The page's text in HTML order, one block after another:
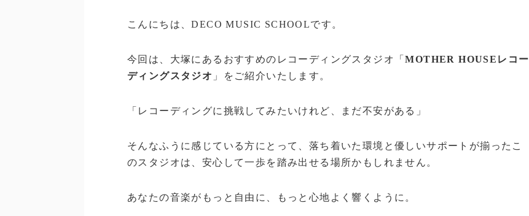
こんにちは、DECO MUSIC SCHOOLです。
今回は、大塚にあるおすすめのレコーディングスタジオ「MOTHER HOUSEレコー
ディングスタジオ 」をご紹介いたします。
「レコーディングに挑戦してみたいけれど、まだ不安がある」
そんなふうに感じている方にとって、落ち着いた環境と優しいサポートが揃ったこ
のスタジオは、安心して一歩を踏み出せる場所かもしれません。
あなたの音楽がもっと自由に、もっと心地よく響くように。